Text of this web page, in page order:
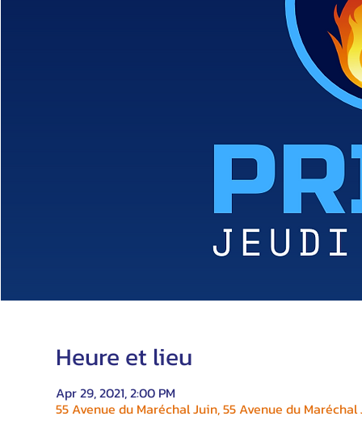
Heure et lieu
Apr 29, 2021, 2:00 PM
55 Avenue du Maréchal Juin, 55 Avenue du